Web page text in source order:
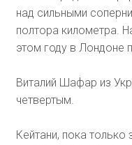
над сильными
полтора километра.
этом году в Лондоне
Виталий Шафар из
четвертым.
Кейтани, пока